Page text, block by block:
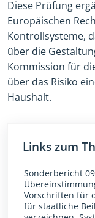
Diese Prüfung
Europäischen
Kontrollsysteme,
über die
Kommission für
über das Risiko
Haushalt.
Links zum
Sonderbericht
Vorschriften für
für staatliche